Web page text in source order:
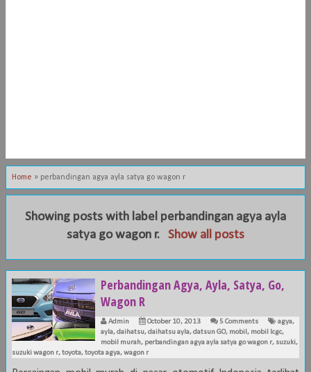
Home » perbandingan agya ayla satya go wagon r
Showing posts with label perbandingan agya ayla
satya go wagon r. Show all posts
Perbandingan Agya, Ayla, Satya, Go,
Wagon R
Admin October 10, 2013 5 Comments agya,
ayla,daihatsu,daihatsu ayla,datsun GO, mobil , mobil lcgc,
mobil murah, perbandingan agya ayla satya go wagon r, suzuki,
suzuki wagon r,toyota,toyota agya,wagon r